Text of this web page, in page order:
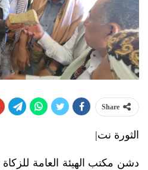
Share
الثورة نت|
دشن مكتب الهيئة العامة